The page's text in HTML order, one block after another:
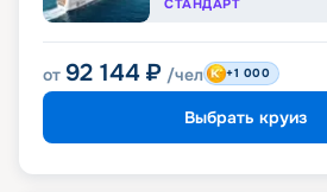
СТАНДАРТ
от 92 144 ₽ /чел +1 000
Выбрать круиз